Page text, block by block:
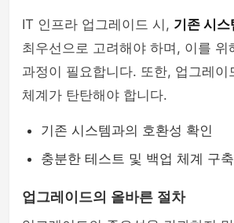
IT 인프라 업그레이드 시, 기존 시
최우선으로 고려해야 하며, 이를 위
과정이 필요합니다. 또한, 업그레이
체계가 탄탄해야 합니다.
기존 시스템과의 호환성 확인
충분한 테스트 및 백업 체계 구축
업그레이드의 올바른 절차